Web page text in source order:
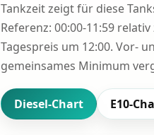
Tankzeit zeigt für diese
Referenz: 00:00-11:59
Tagespreis um 12:00. Vor-
gemeinsames Minimum
Diesel-Chart E10-